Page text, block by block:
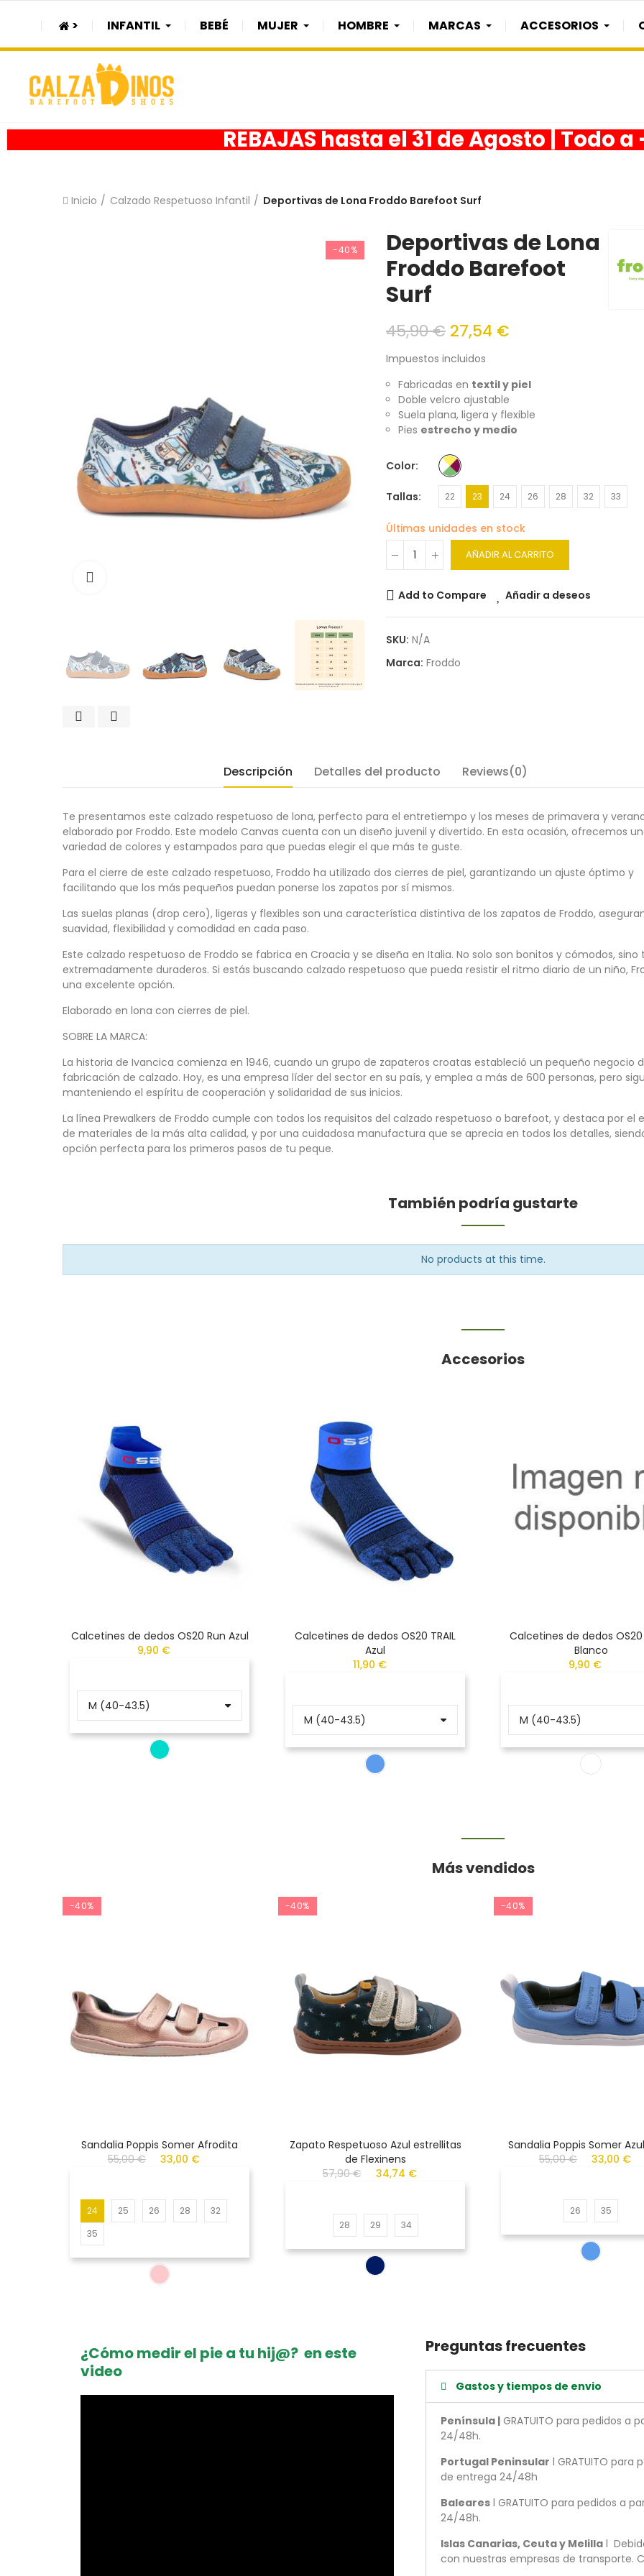
> INFANTIL BEBÉ MUJER HOMBRE MARCAS ACCESORIOS
REBAJAS hasta el 31 de Agosto | Todo
Inicio Calzado Respetuoso Infantil Deportivas de Lona Froddo Barefoot Surf
-40%
Deportivas de Lona
Froddo Barefoot
Surf
45,90 € 27,54 €
Impuestos incluidos
Fabricadas en textil y piel
Doble velcro ajustable
Suela plana, ligera y flexible
Pies estrecho y medio
Color
Tallas 22 23 24 26 28 32 33
Últimas unidades en stock
AÑADIR AL CARRITO
Add to Compare Añadir a deseos
SKU: N/A
Marca: Froddo
Descripción Detalles del producto Reviews(0)
Te presentamos este calzado respetuoso de lona, perfecto para el entretiempo y los meses de primavera y
elaborado por Froddo. Este modelo Canvas cuenta con un diseño juvenil y divertido. En esta ocasión, ofrecemos
variedad de colores y estampados para que puedas elegir el que más te guste.
Para el cierre de este calzado respetuoso, Froddo ha utilizado dos cierres de piel, garantizando un ajuste óptimo y
facilitando que los más pequeños puedan ponerse los zapatos por sí mismos.
Las suelas planas (drop cero), ligeras y flexibles son una característica distintiva de los zapatos de Froddo,
suavidad, flexibilidad y comodidad en cada paso.
Este calzado respetuoso de Froddo se fabrica en Croacia y se diseña en Italia. No solo son bonitos y cómodos,
extremadamente duraderos. Si estás buscando calzado respetuoso que pueda resistir el ritmo diario de un niño,
una excelente opción.
Elaborado en lona con cierres de piel.
SOBRE LA MARCA:
La historia de Ivancica comienza en 1946, cuando un grupo de zapateros croatas estableció un pequeño negocio
fabricación de calzado. Hoy, es una empresa líder del sector en su país, y emplea a más de 600 personas, pero
manteniendo el espíritu de cooperación y solidaridad de sus inicios.
La línea Prewalkers de Froddo cumple con todos los requisitos del calzado respetuoso o barefoot, y destaca por el
de materiales de la más alta calidad, y por una cuidadosa manufactura que se aprecia en todos los detalles,
opción perfecta para los primeros pasos de tu peque.
También podría gustarte
No products at this time.
Accesorios
Calcetines de dedos OS20 Run Azul
9,90 €
Calcetines de dedos OS20 TRAIL
Azul
11,90 €
Calcetines de dedos
Blanco
9,90 €
Más vendidos
-40%
Sandalia Poppis Somer Afrodita
55,00 €
33,00 €
24 25 26 28
32
35
-40%
Zapato Respetuoso Azul estrellitas
de Flexinens
57,90 €
34,74 €
28 29 34
-40%
Sandalia Poppis Somer
55,00 €
33,00 €
26 35
¿Cómo medir el pie a tu hij@? en este
video
Preguntas frecuentes
Gastos y tiempos de envio
Península | GRATUITO para pedidos a
24/48h.
Portugal Peninsular l GRATUITO
de entrega 24/48h
Baleares l GRATUITO para pedidos a
24/48h.
Islas Canarias, Ceuta y Melilla l
con nuestras empresas de transporte.